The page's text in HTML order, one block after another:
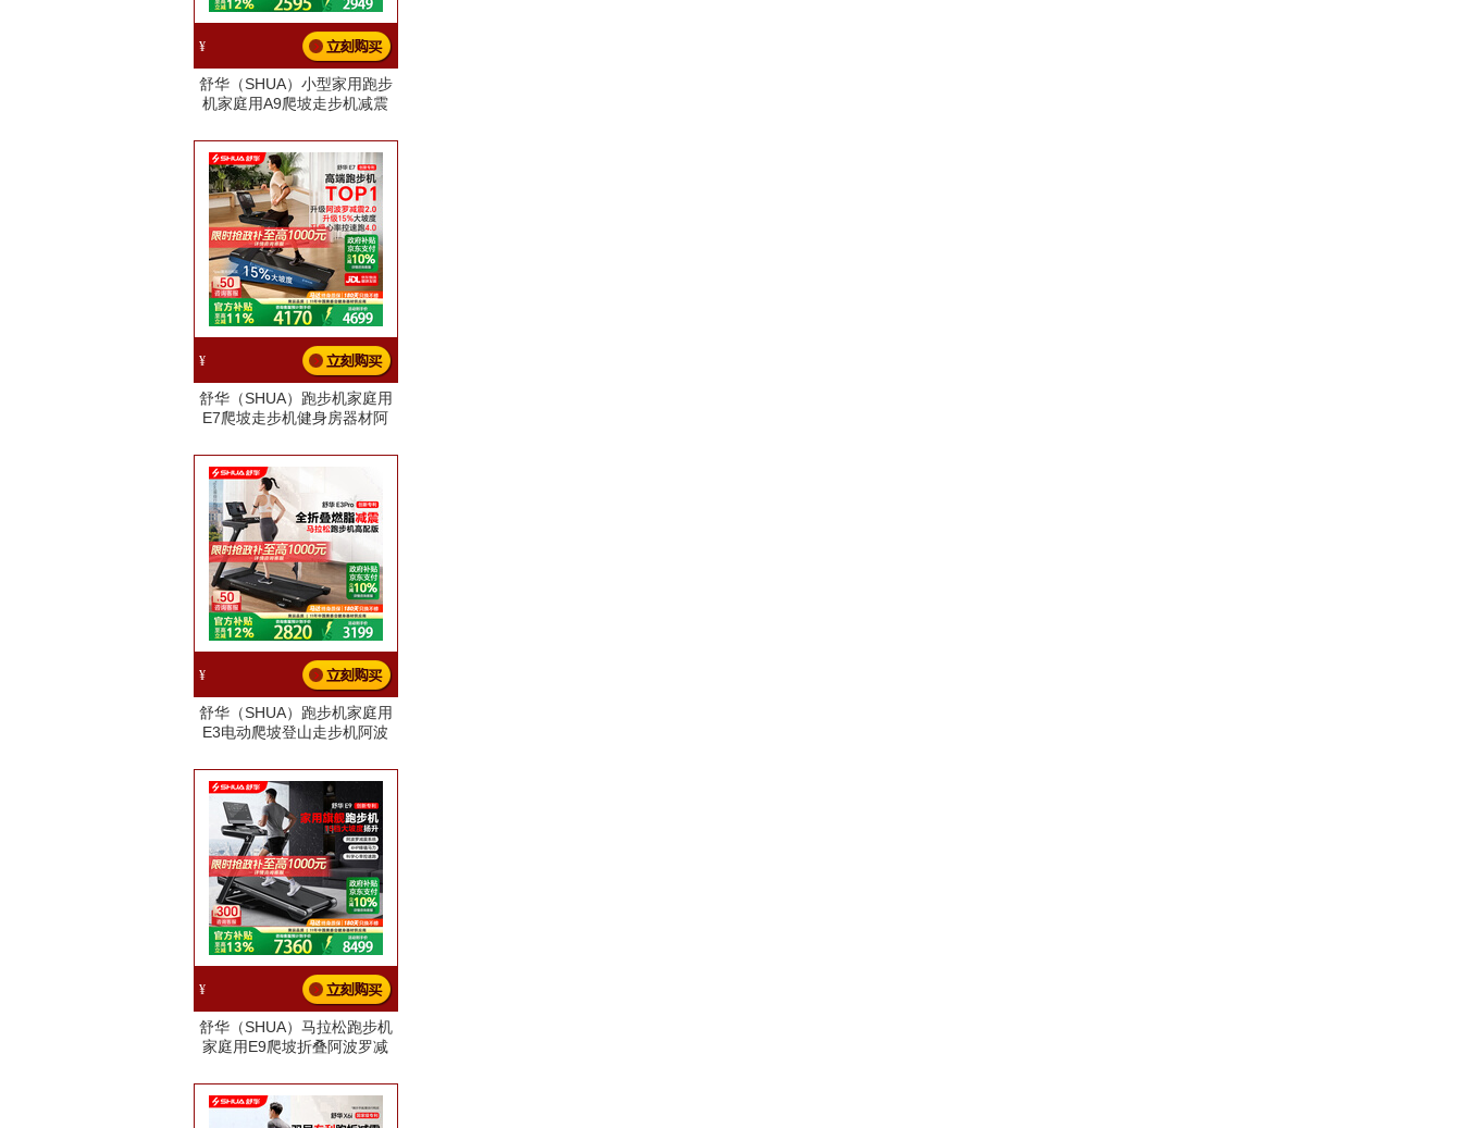
¥
舒华（SHUA）小型家用跑步
机家庭用A9爬坡走步机减震
全能王A9pro-18%大坡度/创
新倒走
¥
舒华（SHUA）跑步机家庭用
E7爬坡走步机健身房器材阿
【京送】训练版-15%大坡度/
阿波罗减震2.0
¥
舒华（SHUA）跑步机家庭用
E3电动爬坡登山走步机阿波
E3pro丨12%坡度丨无刷马达
¥
舒华（SHUA）马拉松跑步机
家庭用E9爬坡折叠阿波罗减
马拉松心率配速跑/全马半马
程序/4HP无刷大马力